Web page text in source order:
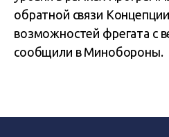
обратной связи
возможностей фрегата с
сообщили в Минобороны.